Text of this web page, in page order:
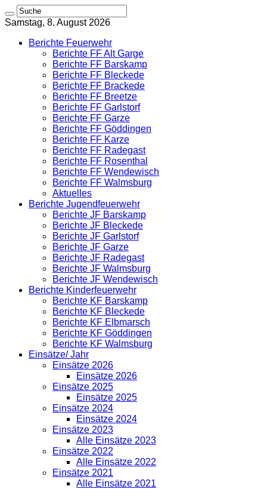
Samstag, 8. August 2026
Berichte Feuerwehr
Berichte FF Alt Garge
Berichte FF Barskamp
Berichte FF Bleckede
Berichte FF Brackede
Berichte FF Breetze
Berichte FF Garlstorf
Berichte FF Garze
Berichte FF Göddingen
Berichte FF Karze
Berichte FF Radegast
Berichte FF Rosenthal
Berichte FF Wendewisch
Berichte FF Walmsburg
Aktuelles
Berichte Jugendfeuerwehr
Berichte JF Barskamp
Berichte JF Bleckede
Berichte JF Garlstorf
Berichte JF Garze
Berichte JF Radegast
Berichte JF Walmsburg
Berichte JF Wendewisch
Berichte Kinderfeuerwehr
Berichte KF Barskamp
Berichte KF Bleckede
Berichte KF Elbmarsch
Berichte KF Göddingen
Berichte KF Walmsburg
Einsätze/ Jahr
Einsätze 2026
Einsätze 2026
Einsätze 2025
Einsätze 2025
Einsätze 2024
Einsätze 2024
Einsätze 2023
Alle Einsätze 2023
Einsätze 2022
Alle Einsätze 2022
Einsätze 2021
Alle Einsätze 2021